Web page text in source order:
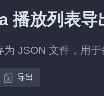
播放列表导
JSON 文件，用于
导出